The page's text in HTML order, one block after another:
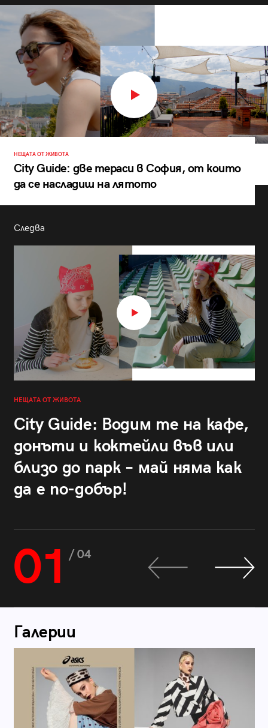
НЕЩАТА ОТ ЖИВОТА
City Guide: две тераси в София, от които
да се насладиш на лятото
Следва
НЕЩАТА ОТ ЖИВОТА
City Guide: Водим те на кафе,
донъти и коктейли във или
близо до парк – май няма как
да е по-добър!
01 / 04
Галерии